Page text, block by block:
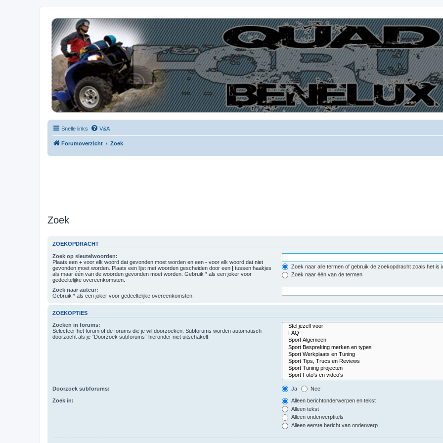
| QFB |
Hét quadforum van de Benelux
Snelle links V&A
Forumoverzicht Zoek
Zoek
ZOEKOPDRACHT
Zoek op sleutelwoorden:
Plaats een + voor elk woord dat gevonden moet worden en een - voor elk woord dat niet
gevonden moet worden. Plaats een lijst met woorden gescheiden door een | tussen haakjes
als maar één van de woorden gevonden moet worden. Gebruik * als een joker voor
gedeeltelijke overeenkomsten.
Zoek naar alle termen of gebruik de zoekopdracht zoals het is
Zoek naar één van de termen
Zoek naar auteur:
Gebruik * als een joker voor gedeeltelijke overeenkomsten.
ZOEKOPTIES
Zoeken in forums:
Selecteer het forum of de forums die je wil doorzoeken. Subforums worden automatisch
doorzocht als je “Doorzoek subforums“ hieronder niet uitschakelt.
Doorzoek subforums: Ja Nee
Zoek in:
Alleen berichtonderwerpen en tekst
Alleen tekst
Alleen onderwerptitels
Alleen eerste bericht van onderwerp